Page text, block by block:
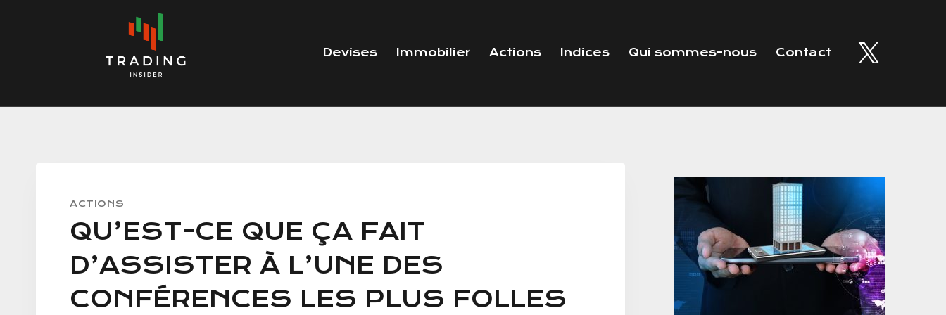
Devises Immobilier Actions Indices Qui sommes-nous Contact
ACTIONS
QU’EST-CE QUE ÇA FAIT
D’ASSISTER À L’UNE DES
CONFÉRENCES LES PLUS FOLLES